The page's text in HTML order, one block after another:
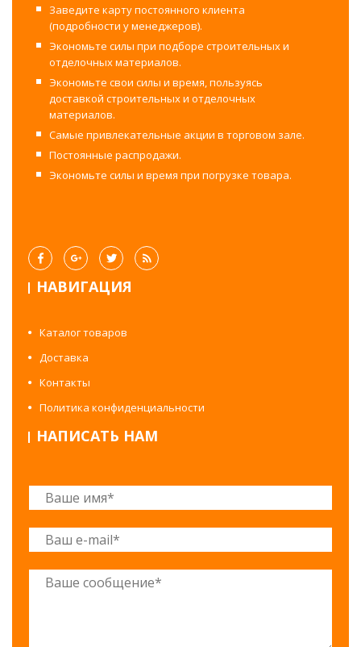
Заведите карту постоянного клиента
(подробности у менеджеров).
Экономьте силы при подборе строительных и
отделочных материалов.
Экономьте свои силы и время, пользуясь
доставкой строительных и отделочных
материалов.
Самые привлекательные акции в торговом зале.
Постоянные распродажи.
Экономьте силы и время при погрузке товара.
НАВИГАЦИЯ
Каталог товаров
Доставка
Контакты
Политика конфиденциальности
НАПИСАТЬ НАМ